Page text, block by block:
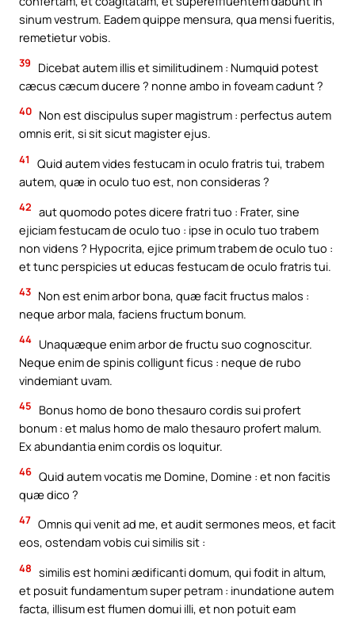
sinum vestrum. Eadem quippe mensura, qua mensi fueritis,
remetietur vobis.
39
Dicebat autem illis et similitudinem : Numquid potest
cæcus cæcum ducere ? nonne ambo in foveam cadunt ?
40 Non est discipulus super magistrum : perfectus autem
omnis erit, si sit sicut magister ejus.
41
Quid autem vides festucam in oculo fratris tui, trabem
autem, quæ in oculo tuo est, non consideras ?
42 aut quomodo potes dicere fratri tuo : Frater, sine
ejiciam festucam de oculo tuo : ipse in oculo tuo trabem
non videns ? Hypocrita, ejice primum trabem de oculo tuo :
et tunc perspicies ut educas festucam de oculo fratris tui.
43 Non est enim arbor bona, quæ facit fructus malos :
neque arbor mala, faciens fructum bonum.
44 Unaquæque enim arbor de fructu suo cognoscitur.
Neque enim de spinis colligunt ficus : neque de rubo
vindemiant uvam.
45
Bonus homo de bono thesauro cordis sui profert
bonum : et malus homo de malo thesauro profert malum.
Ex abundantia enim cordis os loquitur.
46 Quid autem vocatis me Domine, Domine : et non facitis
quæ dico ?
47 Omnis qui venit ad me, et audit sermones meos, et facit
eos, ostendam vobis cui similis sit :
48 similis est homini ædificanti domum, qui fodit in altum,
et posuit fundamentum super petram : inundatione autem
facta, illisum est flumen domui illi, et non potuit eam